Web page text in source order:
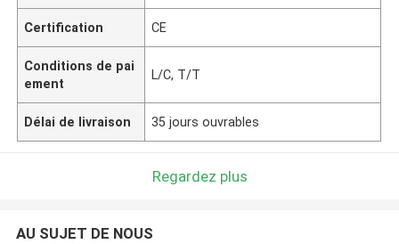
Certification CE
Conditions de pai
ement
L/C, T/T
Délai de livraison 35 jours ouvrables
Regardez plus
AU SUJET DE NOUS